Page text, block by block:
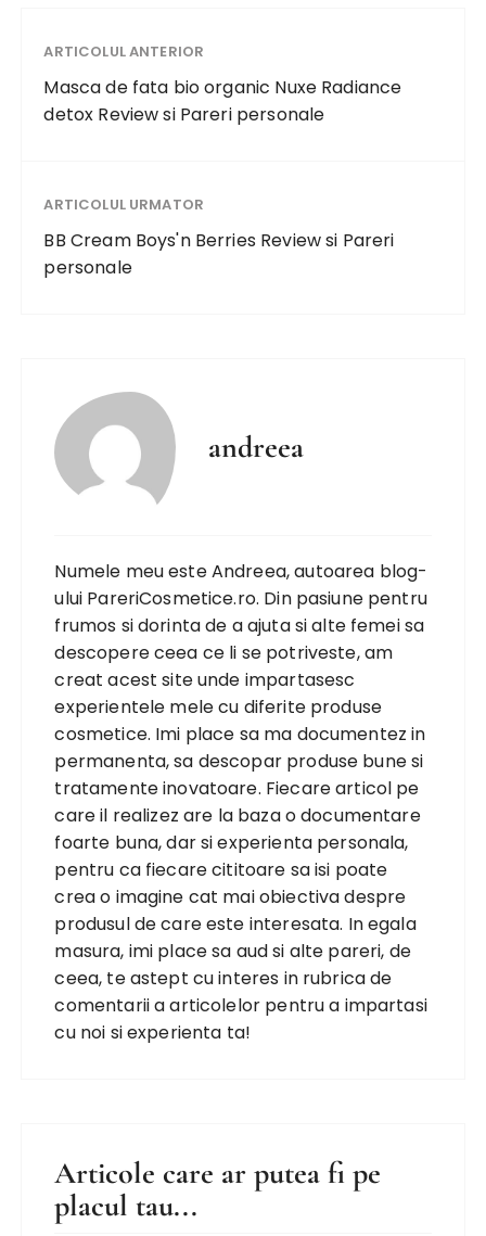
ARTICOLUL ANTERIOR
Masca de fata bio organic Nuxe Radiance
detox Review si Pareri personale
ARTICOLUL URMATOR
BB Cream Boys'n Berries Review si Pareri
personale
andreea
Numele meu este Andreea, autoarea blog-
ului PareriCosmetice.ro. Din pasiune pentru
frumos si dorinta de a ajuta si alte femei sa
descopere ceea ce li se potriveste, am
creat acest site unde impartasesc
experientele mele cu diferite produse
cosmetice. Imi place sa ma documentez in
permanenta, sa descopar produse bune si
tratamente inovatoare. Fiecare articol pe
care il realizez are la baza o documentare
foarte buna, dar si experienta personala,
pentru ca fiecare cititoare sa isi poate
crea o imagine cat mai obiectiva despre
produsul de care este interesata. In egala
masura, imi place sa aud si alte pareri, de
ceea, te astept cu interes in rubrica de
comentarii a articolelor pentru a impartasi
cu noi si experienta ta!
Articole care ar putea fi pe
placul tau...